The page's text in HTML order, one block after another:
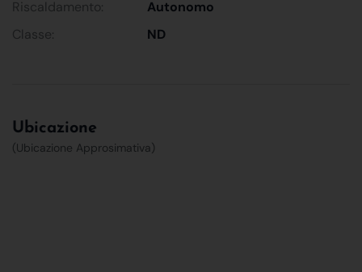
Riscaldamento:
Autonomo
Classe:
ND
Ubicazione
(Ubicazione Approsimativa)